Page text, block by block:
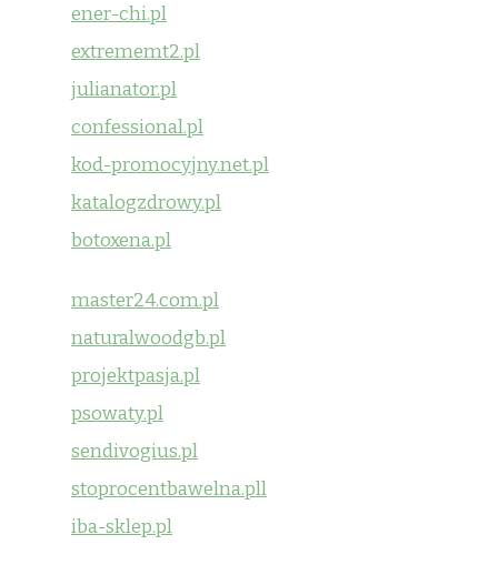
ener-chi.pl
extrememt2.pl
julianator.pl
confessional.pl
kod-promocyjny.net.pl
katalogzdrowy.pl
botoxena.pl
master24.com.pl
naturalwoodgb.pl
projektpasja.pl
psowaty.pl
sendivogius.pl
stoprocentbawelna.pll
iba-sklep.pl